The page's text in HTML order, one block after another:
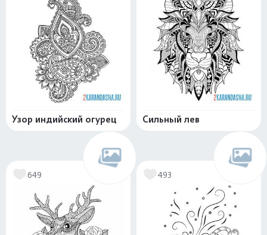
Узор индийский огурец Сильный лев
649 493